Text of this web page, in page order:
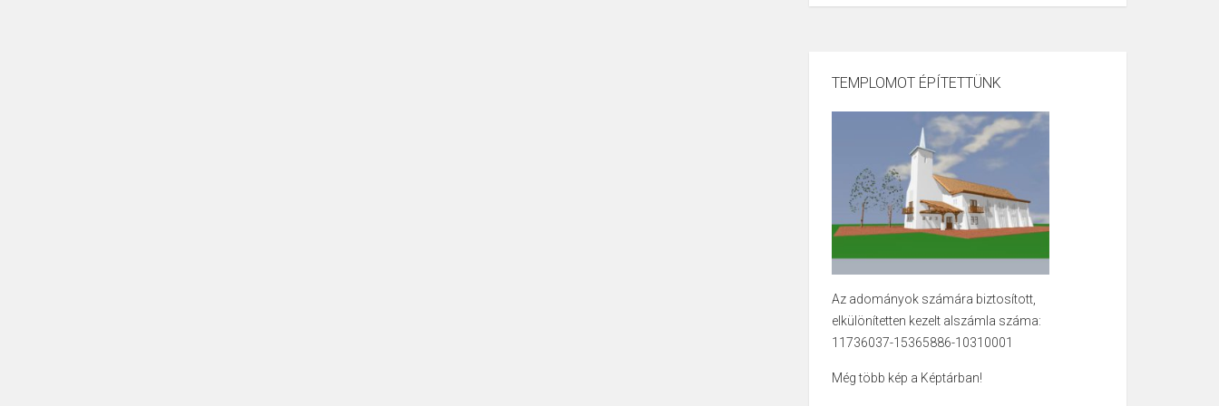
TEMPLOMOT ÉPÍTETTÜNK
Az adományok számára biztosított,
elkülönítetten kezelt alszámla száma:
11736037-15365886-10310001
Még több kép a Képtárban!